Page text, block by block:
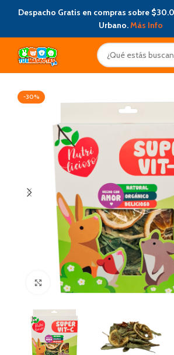
Despacho Gratis en compras sobre
Urbano.Más Info
-30%
Click to enlarge